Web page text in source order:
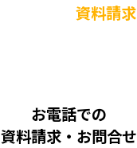
資料請求
お電話での
資料請求・お問合せ